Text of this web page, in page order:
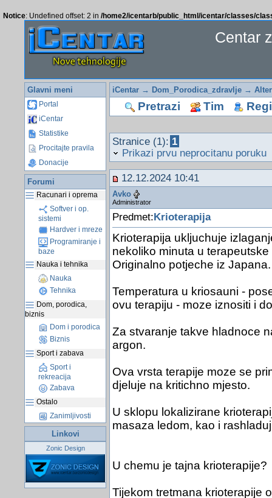
Notice: Undefined offset: 2 in /home2/icentarb/public_html/icentar/classes/
Centar
Glavni meni
Portal
iCentar
Statistike
Procitajte pravila
Donacije
Forumi
Racunari i oprema
Softver i op.
sistemi
Hardver i mreze
Programiranje i
baze
Nauka i tehnika
Nauka
Tehnika
Dom, porodica,
biznis
Dom i porodica
Biznis
Sport i zabava
Sport i
rekreacija
Zabava
Ostalo
Zanimljivosti
Linkovi
Zonic Design
iCentar→ Dom_Porodica_zdravlje→
Pretrazi Tim
Stranice (1): 1
Prikazi prvu neprocitanu poruku
12.12.2024 10:41
Avko
Administrator
Predmet: Krioterapija
Krioterapija ukljuchuje
nekoliko minuta u terapeutske
Originalno potjeche iz Japana.
Temperatura u kriosauni -
ovu terapiju - moze iznositi i
Za stvaranje takve hladnoce
argon.
Ova vrsta terapije moze se
djeluje na kritichno mjesto.
U sklopu lokalizirane
masaza ledom, kao i
U chemu je tajna krioterapije?
Tijekom tretmana krioterapije